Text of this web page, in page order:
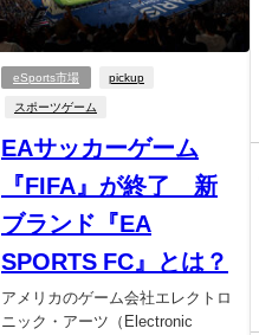
eSports市場 pickup
スポーツゲーム
EAサッカーゲーム
『FIFA』が終了 新
ブランド『EA
SPORTS FC』とは？
アメリカのゲーム会社エレクトロ
ニック・アーツ（Electronic